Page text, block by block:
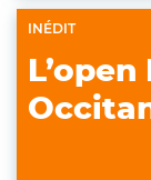
INÉDIT